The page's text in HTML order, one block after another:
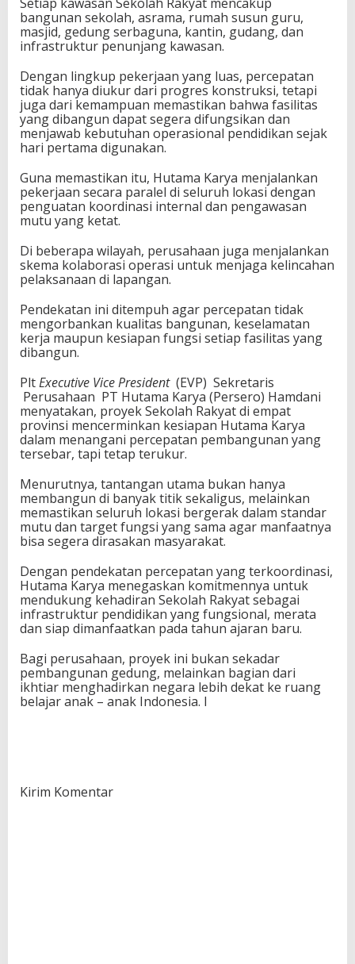
bangunan sekolah, asrama, rumah susun guru,
masjid, gedung serbaguna, kantin, gudang, dan
infrastruktur penunjang kawasan.
Dengan lingkup pekerjaan yang luas, percepatan
tidak hanya diukur dari progres konstruksi, tetapi
juga dari kemampuan memastikan bahwa fasilitas
yang dibangun dapat segera difungsikan dan
menjawab kebutuhan operasional pendidikan sejak
hari pertama digunakan.
Guna memastikan itu, Hutama Karya menjalankan
pekerjaan secara paralel di seluruh lokasi dengan
penguatan koordinasi internal dan pengawasan
mutu yang ketat.
Di beberapa wilayah, perusahaan juga menjalankan
skema kolaborasi operasi untuk menjaga kelincahan
pelaksanaan di lapangan.
Pendekatan ini ditempuh agar percepatan tidak
mengorbankan kualitas bangunan, keselamatan
kerja maupun kesiapan fungsi setiap fasilitas yang
dibangun.
PltExecutive Vice President (EVP) Sekretaris
Perusahaan PT Hutama Karya (Persero) Hamdani
menyatakan, proyek Sekolah Rakyat di empat
provinsi mencerminkan kesiapan Hutama Karya
dalam menangani percepatan pembangunan yang
tersebar, tapi tetap terukur.
Menurutnya, tantangan utama bukan hanya
membangun di banyak titik sekaligus, melainkan
memastikan seluruh lokasi bergerak dalam standar
mutu dan target fungsi yang sama agar manfaatnya
bisa segera dirasakan masyarakat.
Dengan pendekatan percepatan yang terkoordinasi,
Hutama Karya menegaskan komitmennya untuk
mendukung kehadiran Sekolah Rakyat sebagai
infrastruktur pendidikan yang fungsional, merata
dan siap dimanfaatkan pada tahun ajaran baru.
Bagi perusahaan, proyek ini bukan sekadar
pembangunan gedung, melainkan bagian dari
ikhtiar menghadirkan negara lebih dekat ke ruang
belajar anak – anak Indonesia. I
Kirim Komentar